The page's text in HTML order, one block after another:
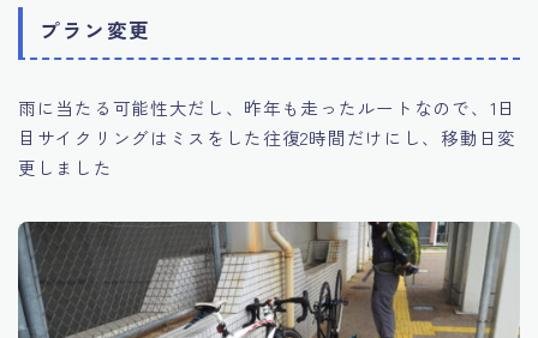
プラン変更
雨に当たる可能性大だし、昨年も走ったルートなので、1日
目サイクリングはミスをした往復2時間だけにし、移動日変
更しました